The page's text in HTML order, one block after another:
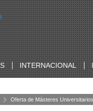
INTERNACIONAL
Oferta de Másteres Universitarios